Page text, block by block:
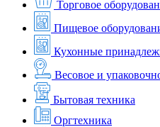
Торговое
Пищевое
Кухонные
Весовое и
Бытовая техника
Оргтехника